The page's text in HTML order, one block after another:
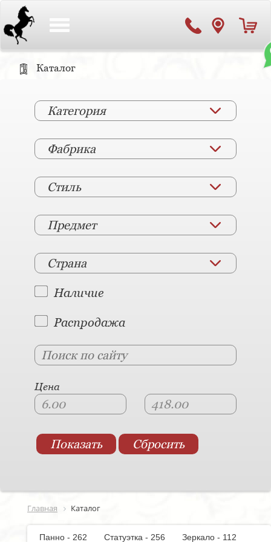
Каталог
Категория
Фабрика
Стиль
Предмет
Страна
Наличие
Распродажа
Цена
Главная Каталог
Панно - 262 Статуэтка - 256
Зеркало - 112